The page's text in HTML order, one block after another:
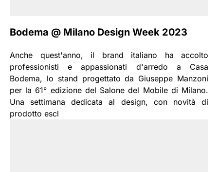
Bodema @ Milano Design Week 2023
Anche quest'anno, il brand italiano ha accolto
professionisti e appassionati d'arredo a Casa
Bodema, lo stand progettato da Giuseppe Manzoni
per la 61° edizione del Salone del Mobile di Milano.
Una settimana dedicata al design, con novità di
prodotto escl